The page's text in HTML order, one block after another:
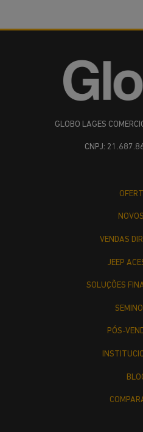
GLOBO LAGES
CNPJ:
NOVOS
VENDAS
JEEP
SOLUÇÕES
PÓS-